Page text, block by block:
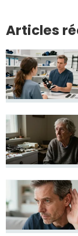
Articles